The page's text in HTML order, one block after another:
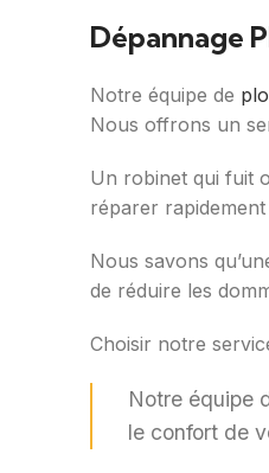
Dépannage
Notre équipe de
Nous offrons un
Un robinet qui fuit
réparer
Nous savons
de réduire les
Choisir notre
Notre équipe
le confort de